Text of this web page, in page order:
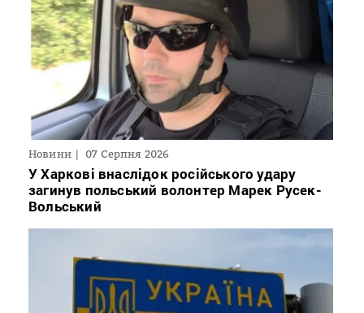
Новини 07 Серпня 2026
У Харкові внаслідок російського удару
загинув польський волонтер Марек Русек-
Вольський